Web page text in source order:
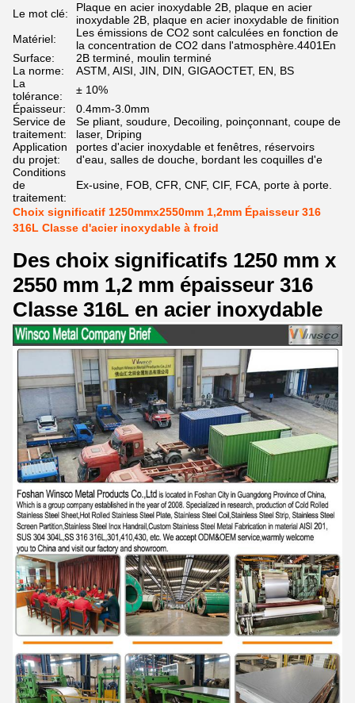
Le mot clé:
Plaque en acier inoxydable 2B, plaque en acier
inoxydable 2B, plaque en acier inoxydable de finition
Matériel:
Les émissions de CO2 sont calculées en fonction de
la concentration de CO2 dans l'atmosphère.4401En
Surface:
2B terminé, moulin terminé
La norme:
ASTM, AISI, JIN, DIN, GIGAOCTET, EN, BS
La
tolérance:
± 10%
Épaisseur:
0.4mm-3.0mm
Service de
traitement:
Se pliant, soudure, Decoiling, poinçonnant, coupe de
laser, Driping
Application
du projet:
portes d'acier inoxydable et fenêtres, réservoirs
d'eau, salles de douche, bordant les coquilles d'e
Conditions
de
traitement:
Ex-usine, FOB, CFR, CNF, CIF, FCA, porte à porte.
Choix significatif 1250mmx2550mm 1,2mm Épaisseur 316
316L Classe d'acier inoxydable à froid
Des choix significatifs 1250 mm x
2550 mm 1,2 mm épaisseur 316
Classe 316L en acier inoxydable